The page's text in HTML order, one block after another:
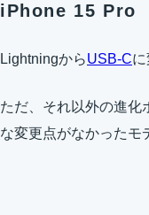
iPhone 15 Pro
LightningからUSB-C
ただ、それ以外の進化
な変更点がなかったモ